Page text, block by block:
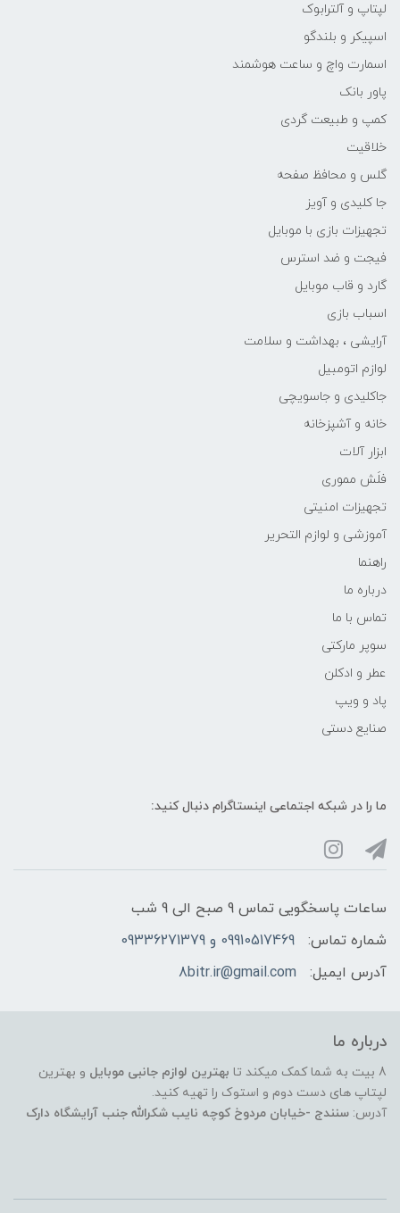
لپتاپ و آلترابوک
اسپیکر و بلندگو
اسمارت واچ و ساعت هوشمند
پاور بانک
کمپ و طبیعت گردی
خلاقیت
گلس و محافظ صفحه
جا کلیدی و آویز
تجهیزات بازی با موبایل
فیجت و ضد استرس
گارد و قاب موبایل
اسباب بازی
آرایشی ، بهداشت و سلامت
لوازم اتومبیل
جاکلیدی و جاسویچی
خانه و آشپزخانه
ابزار آلات
فلَش مموری
تجهیزات امنیتی
آموزشی و لوازم التحریر
راهنما
درباره ما
تماس با ما
سوپر مارکتی
عطر و ادکلن
پاد و ویپ
صنایع دستی
ما را در شبکه‌ اجتماعی اینستاگرام دنبال کنید:
ساعات پاسخگویی تماس 9 صبح الی 9 شب
شماره تماس:
09910517469 و 09336271379
آدرس ایمیل:
8bitr.ir@gmail.com
درباره ما
8 بیت به شما کمک میکند تا بهترین لوازم جانبی موبایل و بهترین
لپتاپ های دست دوم و استوک را تهیه کنید.
آدرس: سنندج -خیابان مردوخ کوچه نایب شکرالله جنب آرایشگاه دارک